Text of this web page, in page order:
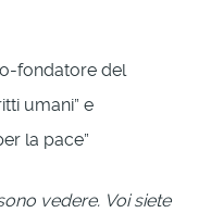
fondatore del
umani” e
la pace”
vedere. Voi siete